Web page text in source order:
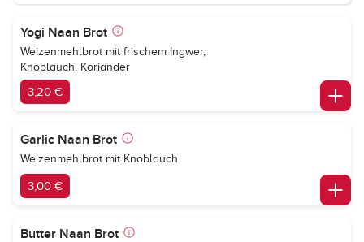
Yogi Naan Brot
Weizenmehlbrot mit frischem Ingwer,
Knoblauch, Koriander
3,20 €
Garlic Naan Brot
Weizenmehlbrot mit Knoblauch
3,00 €
Butter Naan Brot